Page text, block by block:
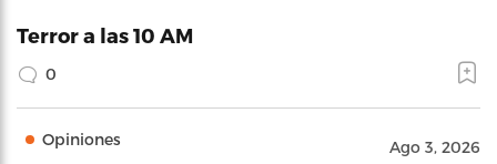
Terror a las 10 AM
0
Opiniones Ago 3, 2026